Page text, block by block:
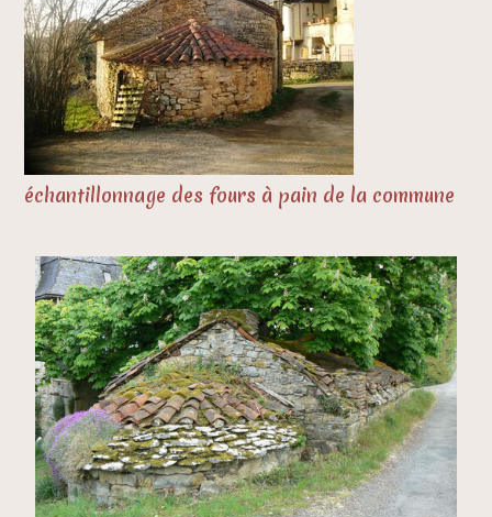
échantillonnage des fours à pain de la commune